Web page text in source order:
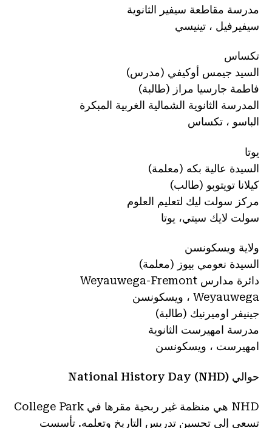
مدرسة مقاطعة سيفير الثانوية
سيفيرفيل ، تينيسي
تكساس
السيد جيمس أوكيفي (مدرس)
فاطمة جارسيا مراز (طالبة)
المدرسة الثانوية الشمالية الغربية المبكرة
الباسو ، تكساس
يوتا
السيدة عالية بكه (معلمة)
كيلانا تويتوبو (طالب)
مركز سولت ليك لتعليم العلوم
سولت لايك سيتي، يوتا
ولاية ويسكونسن
السيدة نعومي بيوز (معلمة)
دائرة مدارس Weyauwega-Fremont
Weyauwega ، ويسكونسن
جينيفر اوميرنيك (طالبة)
مدرسة امهيرست الثانوية
امهيرست ، ويسكونسن
حوالي National History Day (NHD)
NHD هي منظمة غير ربحية مقرها في College Park
تسعى إلى تحسين تدريس التاريخ وتعلمه. تأسست